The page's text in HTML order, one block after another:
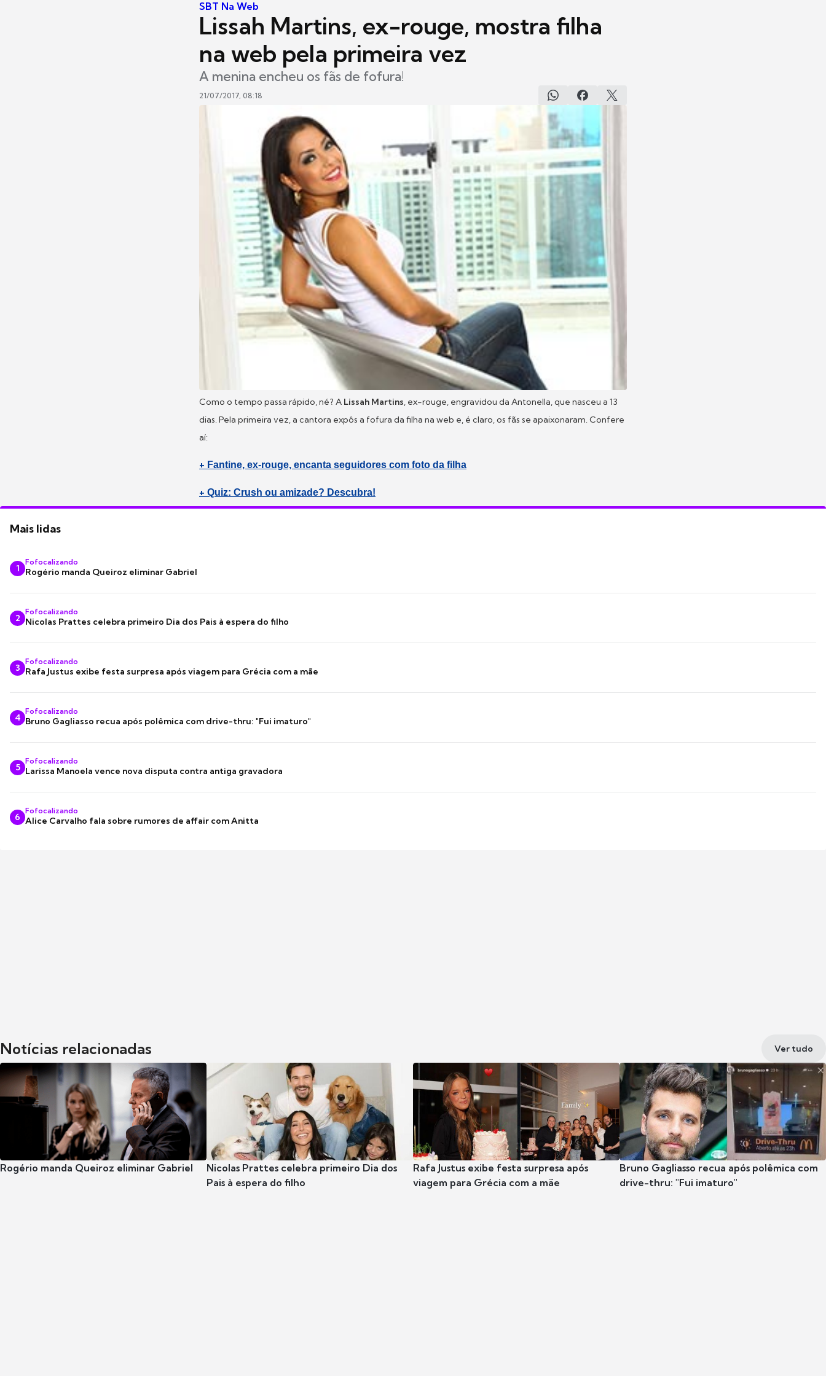
SBT Na Web
Lissah Martins, ex-rouge, mostra filha
na web pela primeira vez
A menina encheu os fãs de fofura!
21/07/2017, 08:18
Como o tempo passa rápido, né? A Lissah Martins, ex-rouge, engravidou da Antonella,que nasceu a 13
dias. Pela primeira vez, a cantora expôs a fofura da filha na web e, é claro, os fãs se apaixonaram. Confere
aí:
+ Fantine, ex-rouge, encanta seguidores com foto da filha
+ Quiz: Crush ou amizade? Descubra!
Mais lidas
1
Fofocalizando
Rogério manda Queiroz eliminar Gabriel
2
Fofocalizando
Nicolas Prattes celebra primeiro Dia dos Pais à espera do filho
3
Fofocalizando
Rafa Justus exibe festa surpresa após viagem para Grécia com a mãe
4
Fofocalizando
Bruno Gagliasso recua após polêmica com drive-thru: "Fui imaturo"
5
Fofocalizando
Larissa Manoela vence nova disputa contra antiga gravadora
6
Fofocalizando
Alice Carvalho fala sobre rumores de affair com Anitta
Notícias relacionadas Ver tudo
Rogério manda Queiroz eliminar Gabriel
Nicolas Prattes celebra primeiro Dia dos
Pais à espera do filho
Rafa Justus exibe festa surpresa após
viagem para Grécia com a mãe
Bruno Gagliasso recua após polêmica com
drive-thru: "Fui imaturo"